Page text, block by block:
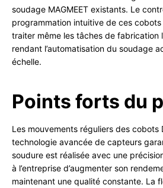
soudage MAGMEET existants. Le
programmation intuitive de ces
traiter même les tâches de fabrication
rendant l’automatisation du soudage
échelle.
Points forts du
Les mouvements réguliers des cobots
technologie avancée de capteurs
soudure est réalisée avec une
à l’entreprise d’augmenter son
maintenant une qualité constante. La